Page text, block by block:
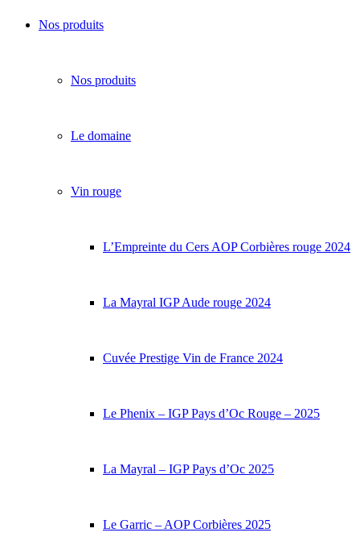
Nos produits
Nos produits
Le domaine
Vin rouge
L’Empreinte du Cers AOP Corbières rouge 2024
La Mayral IGP Aude rouge 2024
Cuvée Prestige Vin de France 2024
Le Phenix – IGP Pays d’Oc Rouge – 2025
La Mayral – IGP Pays d’Oc 2025
Le Garric – AOP Corbières 2025